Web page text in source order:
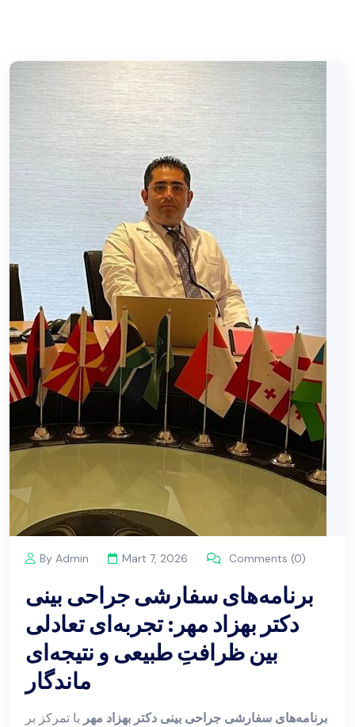
By Admin Mart 7, 2026 Comments (0)
برنامه‌های سفارشی جراحی بینی
دکتر بهزاد مهر: تجربه‌ای تعادلی
بین ظرافتِ طبیعی و نتیجه‌ای
ماندگار
برنامه‌های سفارشی جراحی بینی دکتر بهزاد مهر با تمرکز بر